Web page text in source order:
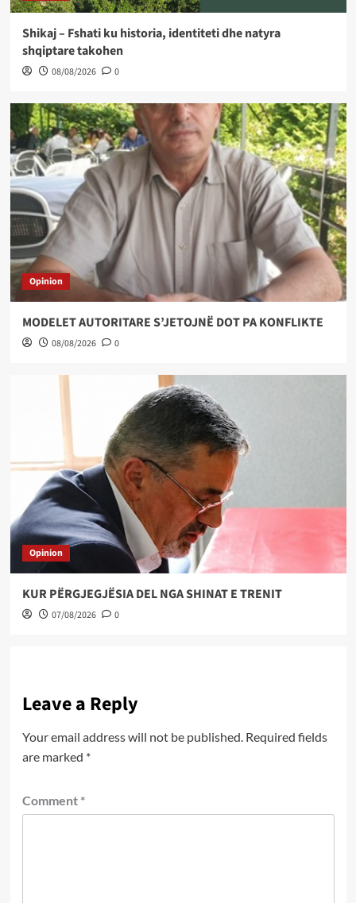
Shikaj – Fshati ku historia, identiteti dhe natyra
shqiptare takohen
08/08/2026 0
Opinion
MODELET AUTORITARE S’JETOJNË DOT PA KONFLIKTE
08/08/2026 0
Opinion
KUR PËRGJEGJËSIA DEL NGA SHINAT E TRENIT
07/08/2026 0
Leave a Reply
Your email address will not be published. Required fields
are marked *
Comment *